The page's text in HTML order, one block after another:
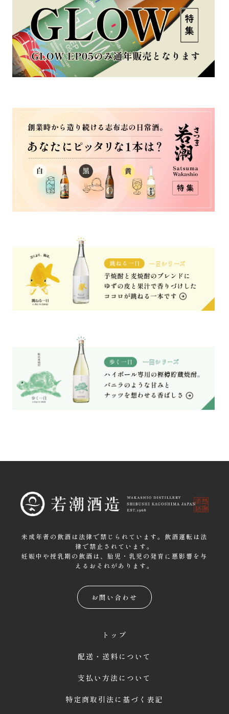
未成年者の飲酒は法律で禁じられています。飲酒運転は法
律で禁止されています。
妊娠中や授乳期の飲酒は、胎児・乳児の発育に悪影響を与
えるおそれがあります。
お問い合わせ
トップ
配送・送料について
支払い方法について
特定商取引法に基づく表記